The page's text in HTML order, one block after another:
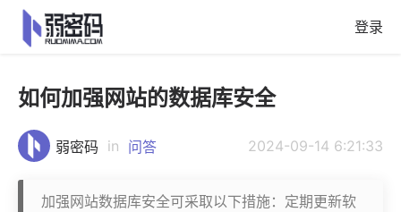
登录
如何加强网站的数据库安全
弱密码 in 问答 2024-09-14 6:21:33
加强网站数据库安全可采取以下措施：定期更新软